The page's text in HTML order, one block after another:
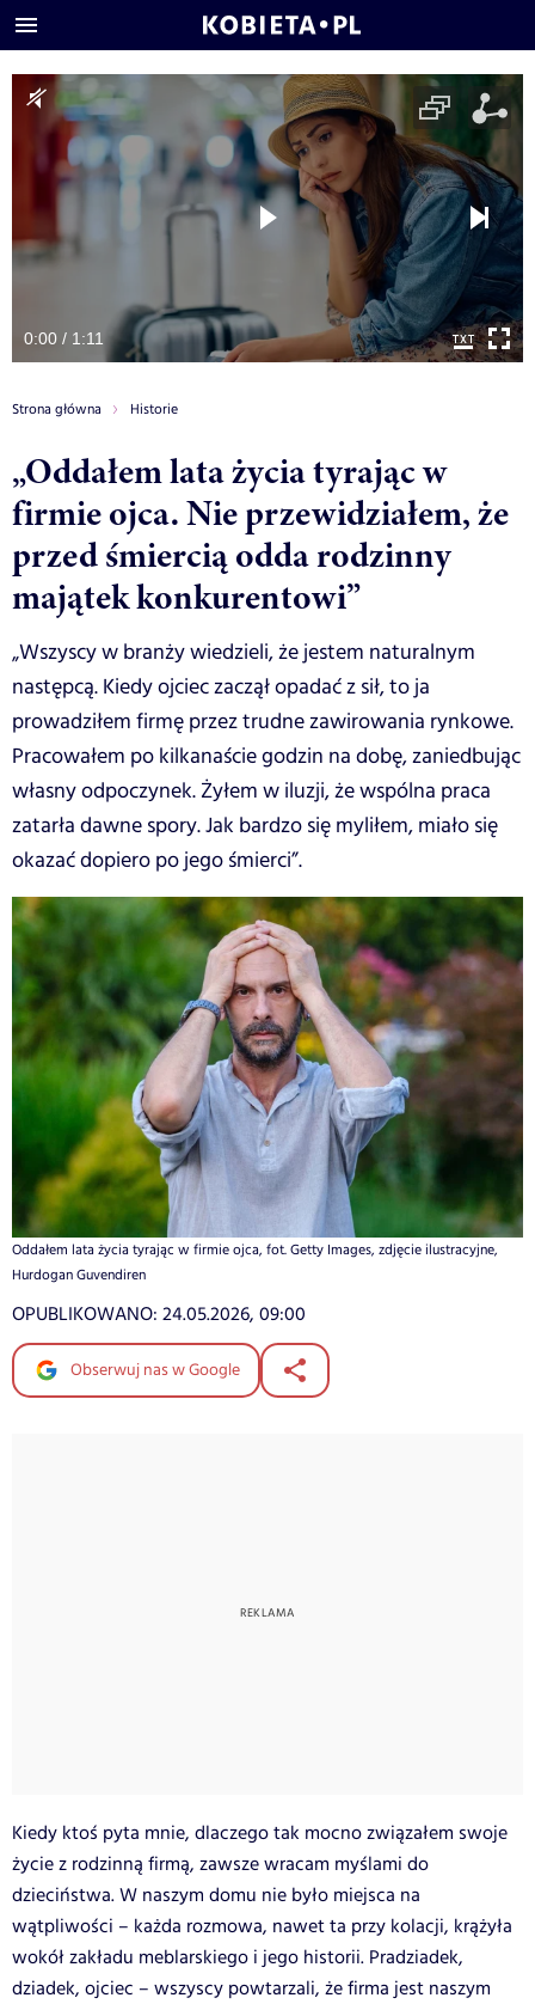
0:00 / 1:11
Strona główna Historie
„Oddałem lata życia tyrając w
firmie ojca. Nie przewidziałem, że
przed śmiercią odda rodzinny
majątek konkurentowi”
„Wszyscy w branży wiedzieli, że jestem naturalnym
następcą. Kiedy ojciec zaczął opadać z sił, to ja
prowadziłem firmę przez trudne zawirowania rynkowe.
Pracowałem po kilkanaście godzin na dobę, zaniedbując
własny odpoczynek. Żyłem w iluzji, że wspólna praca
zatarła dawne spory. Jak bardzo się myliłem, miało się
okazać dopiero po jego śmierci”.
Oddałem lata życia tyrając w firmie ojca, fot. Getty Images, zdjęcie ilustracyjne,
Hurdogan Guvendiren
OPUBLIKOWANO: 24.05.2026, 09:00
Obserwuj nas w Google
Kiedy ktoś pyta mnie, dlaczego tak mocno związałem swoje
życie z rodzinną firmą, zawsze wracam myślami do
dzieciństwa. W naszym domu nie było miejsca na
wątpliwości – każda rozmowa, nawet ta przy kolacji, krążyła
wokół zakładu meblarskiego i jego historii. Pradziadek,
dziadek, ojciec – wszyscy powtarzali, że firma jest naszym